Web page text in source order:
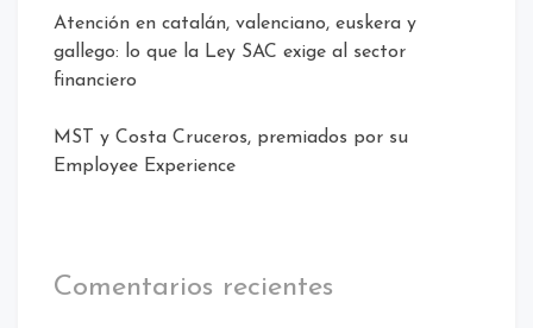
Atención en catalán, valenciano, euskera y
gallego: lo que la Ley SAC exige al sector
financiero
MST y Costa Cruceros, premiados por su
Employee Experience
Comentarios recientes